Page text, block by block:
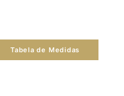
Tabela de Medidas